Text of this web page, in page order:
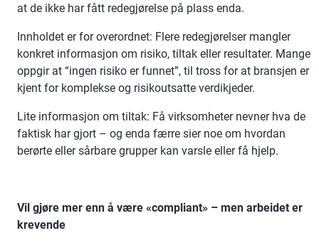
at de ikke har fått redegjørelse på plass enda.
Innholdet er for overordnet: Flere redegjørelser mangler
konkret informasjon om risiko, tiltak eller resultater. Mange
oppgir at “ingen risiko er funnet”, til tross for at bransjen er
kjent for komplekse og risikoutsatte verdikjeder.
Lite informasjon om tiltak: Få virksomheter nevner hva de
faktisk har gjort – og enda færre sier noe om hvordan
berørte eller sårbare grupper kan varsle eller få hjelp.
Vil gjøre mer enn å være «compliant» – men arbeidet er
krevende